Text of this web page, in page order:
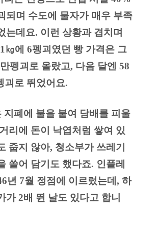
되며 수도에 물자가 매우 부족
는데요. 이런 상황과 겹치며
㎏에 6펭괴였던 빵 가격은 그
펭괴로 올랐고, 다음 달엔 58
괴로 뛰었어요.
리에 돈이 낙엽처럼 쌓여 있
줍지 않아, 청소부가 쓰레기
쓸어 담기도 했다죠. 인플레
년 7월 정점에 이르렀는데, 하
가 2배 뛴 날도 있다고 합니